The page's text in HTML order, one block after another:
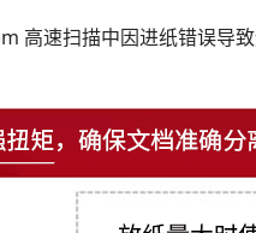
高速扫描中因进纸错误导致